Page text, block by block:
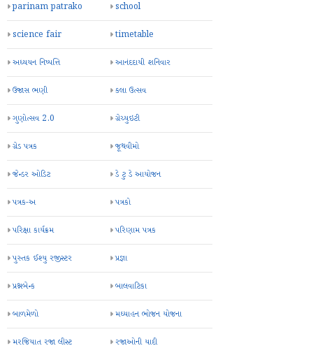
parinam patrako school
science fair timetable
અધ્યયન નિષ્પત્તિ આનંદદાયી શનિવાર
ઉજાસ ભણી કલા ઉત્સવ
ગુણોત્સવ 2.0 ગ્રેચ્યુઇટી
ગ્રેડ પત્રક જૂથવીમો
જેન્ડર ઓડિટ ડે ટુ ડે આયોજન
પત્રક-અ પત્રકો
પરિક્ષા કાર્યક્રમ પરિણામ પત્રક
પુસ્તક ઈશ્યુ રજીસ્ટર પ્રજ્ઞા
પ્રશ્નબેન્ક બાલવાટિકા
બાળમેળો મઘ્યાહન ભોજન યોજના
મરજિયાત રજા લીસ્ટ રજાઓની યાદી